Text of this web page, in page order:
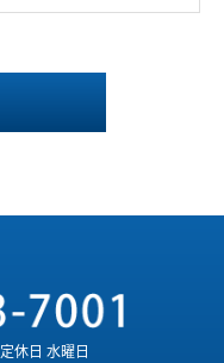
定休日 水曜日